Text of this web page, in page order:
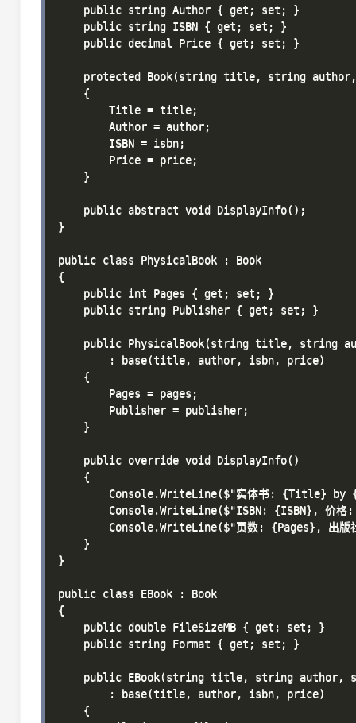
    public string Author { get; set; }
    public string ISBN { get; set; }
    public decimal Price { get; set; }
protected Book(string title, string
    {
        Title = title;
        Author = author;
        ISBN = isbn;
        Price = price;
    }
    public abstract void DisplayInfo();
}
public class PhysicalBook : Book
{
    public int Pages { get; set; }
    public string Publisher { get; set; }
public PhysicalBook(string title, string
        : base(title, author, isbn, price)
    {
        Pages = pages;
        Publisher = publisher;
    }
    public override void DisplayInfo()
    {
Console.WriteLine($"实体书: {Title} by
Console.WriteLine($"ISBN: {ISBN}, 价格
Console.WriteLine($"页数: {Pages}, 出版
    }
}
public class EBook : Book
{
    public double FileSizeMB { get; set; }
    public string Format { get; set; }
public EBook(string title, string author,
        : base(title, author, isbn, price)
    {